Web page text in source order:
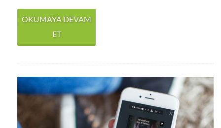
OKUMAYA DEVAM
ET